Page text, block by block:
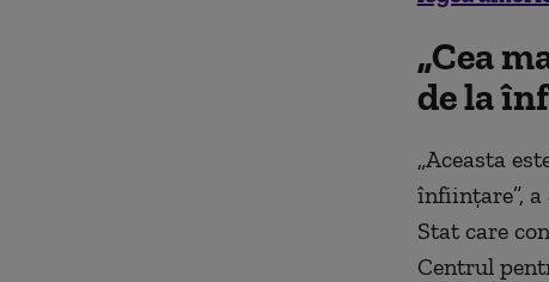
„Cea
de la
„Aceasta
înfiinţare”,
Stat care
Centrul